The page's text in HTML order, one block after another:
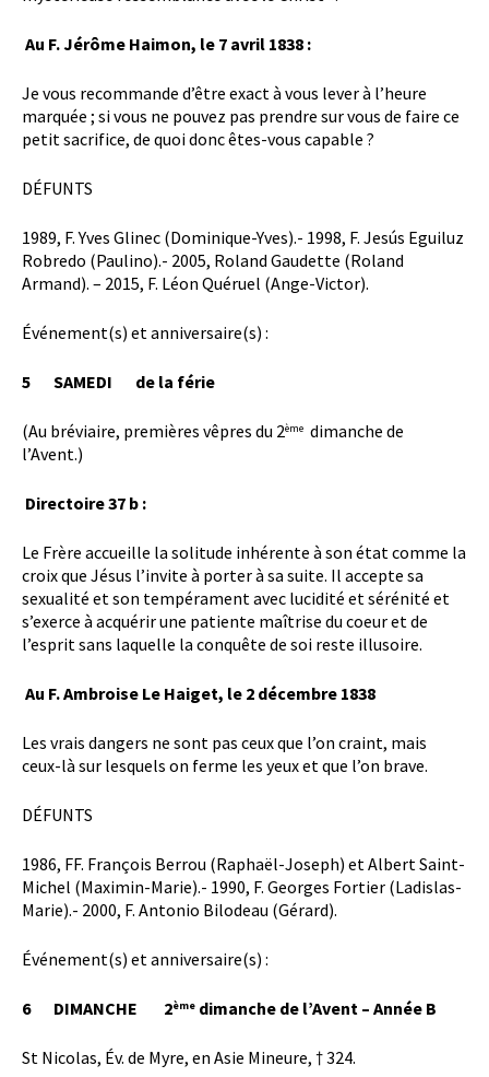
Au F. Jérôme Haimon, le 7 avril 1838 :
Je vous recommande d’être exact à vous lever à l’heure
marquée ; si vous ne pouvez pas prendre sur vous de faire ce
petit sacrifice, de quoi donc êtes-vous capable ?
DÉFUNTS
1989, F. Yves Glinec (Dominique-Yves).- 1998, F. Jesús Eguiluz
Robredo (Paulino).- 2005, Roland Gaudette (Roland
Armand). – 2015, F. Léon Quéruel (Ange-Victor).
Événement(s) et anniversaire(s) :
5 SAMEDI de la férie
(Au bréviaire, premières vêpres du 2ème dimanche de
l’Avent.)
Directoire 37 b :
Le Frère accueille la solitude inhérente à son état comme la
croix que Jésus l’invite à porter à sa suite. Il accepte sa
sexualité et son tempérament avec lucidité et sérénité et
s’exerce à acquérir une patiente maîtrise du coeur et de
l’esprit sans laquelle la conquête de soi reste illusoire.
Au F. Ambroise Le Haiget, le 2 décembre 1838
Les vrais dangers ne sont pas ceux que l’on craint, mais
ceux-là sur lesquels on ferme les yeux et que l’on brave.
DÉFUNTS
1986, FF. François Berrou (Raphaël-Joseph) et Albert Saint-
Michel (Maximin-Marie).- 1990, F. Georges Fortier (Ladislas-
Marie).- 2000, F. Antonio Bilodeau (Gérard).
Événement(s) et anniversaire(s) :
6 DIMANCHE 2ème dimanche de l’Avent – Année B
St Nicolas, Év. de Myre, en Asie Mineure, † 324.